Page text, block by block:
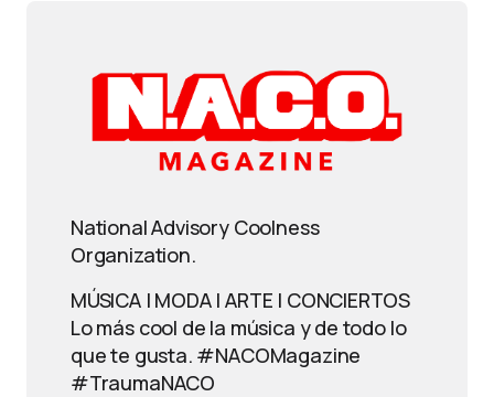
National Advisory Coolness
Organization.
MÚSICA | MODA | ARTE | CONCIERTOS
Lo más cool de la música y de todo lo
que te gusta. #NACOMagazine
#TraumaNACO